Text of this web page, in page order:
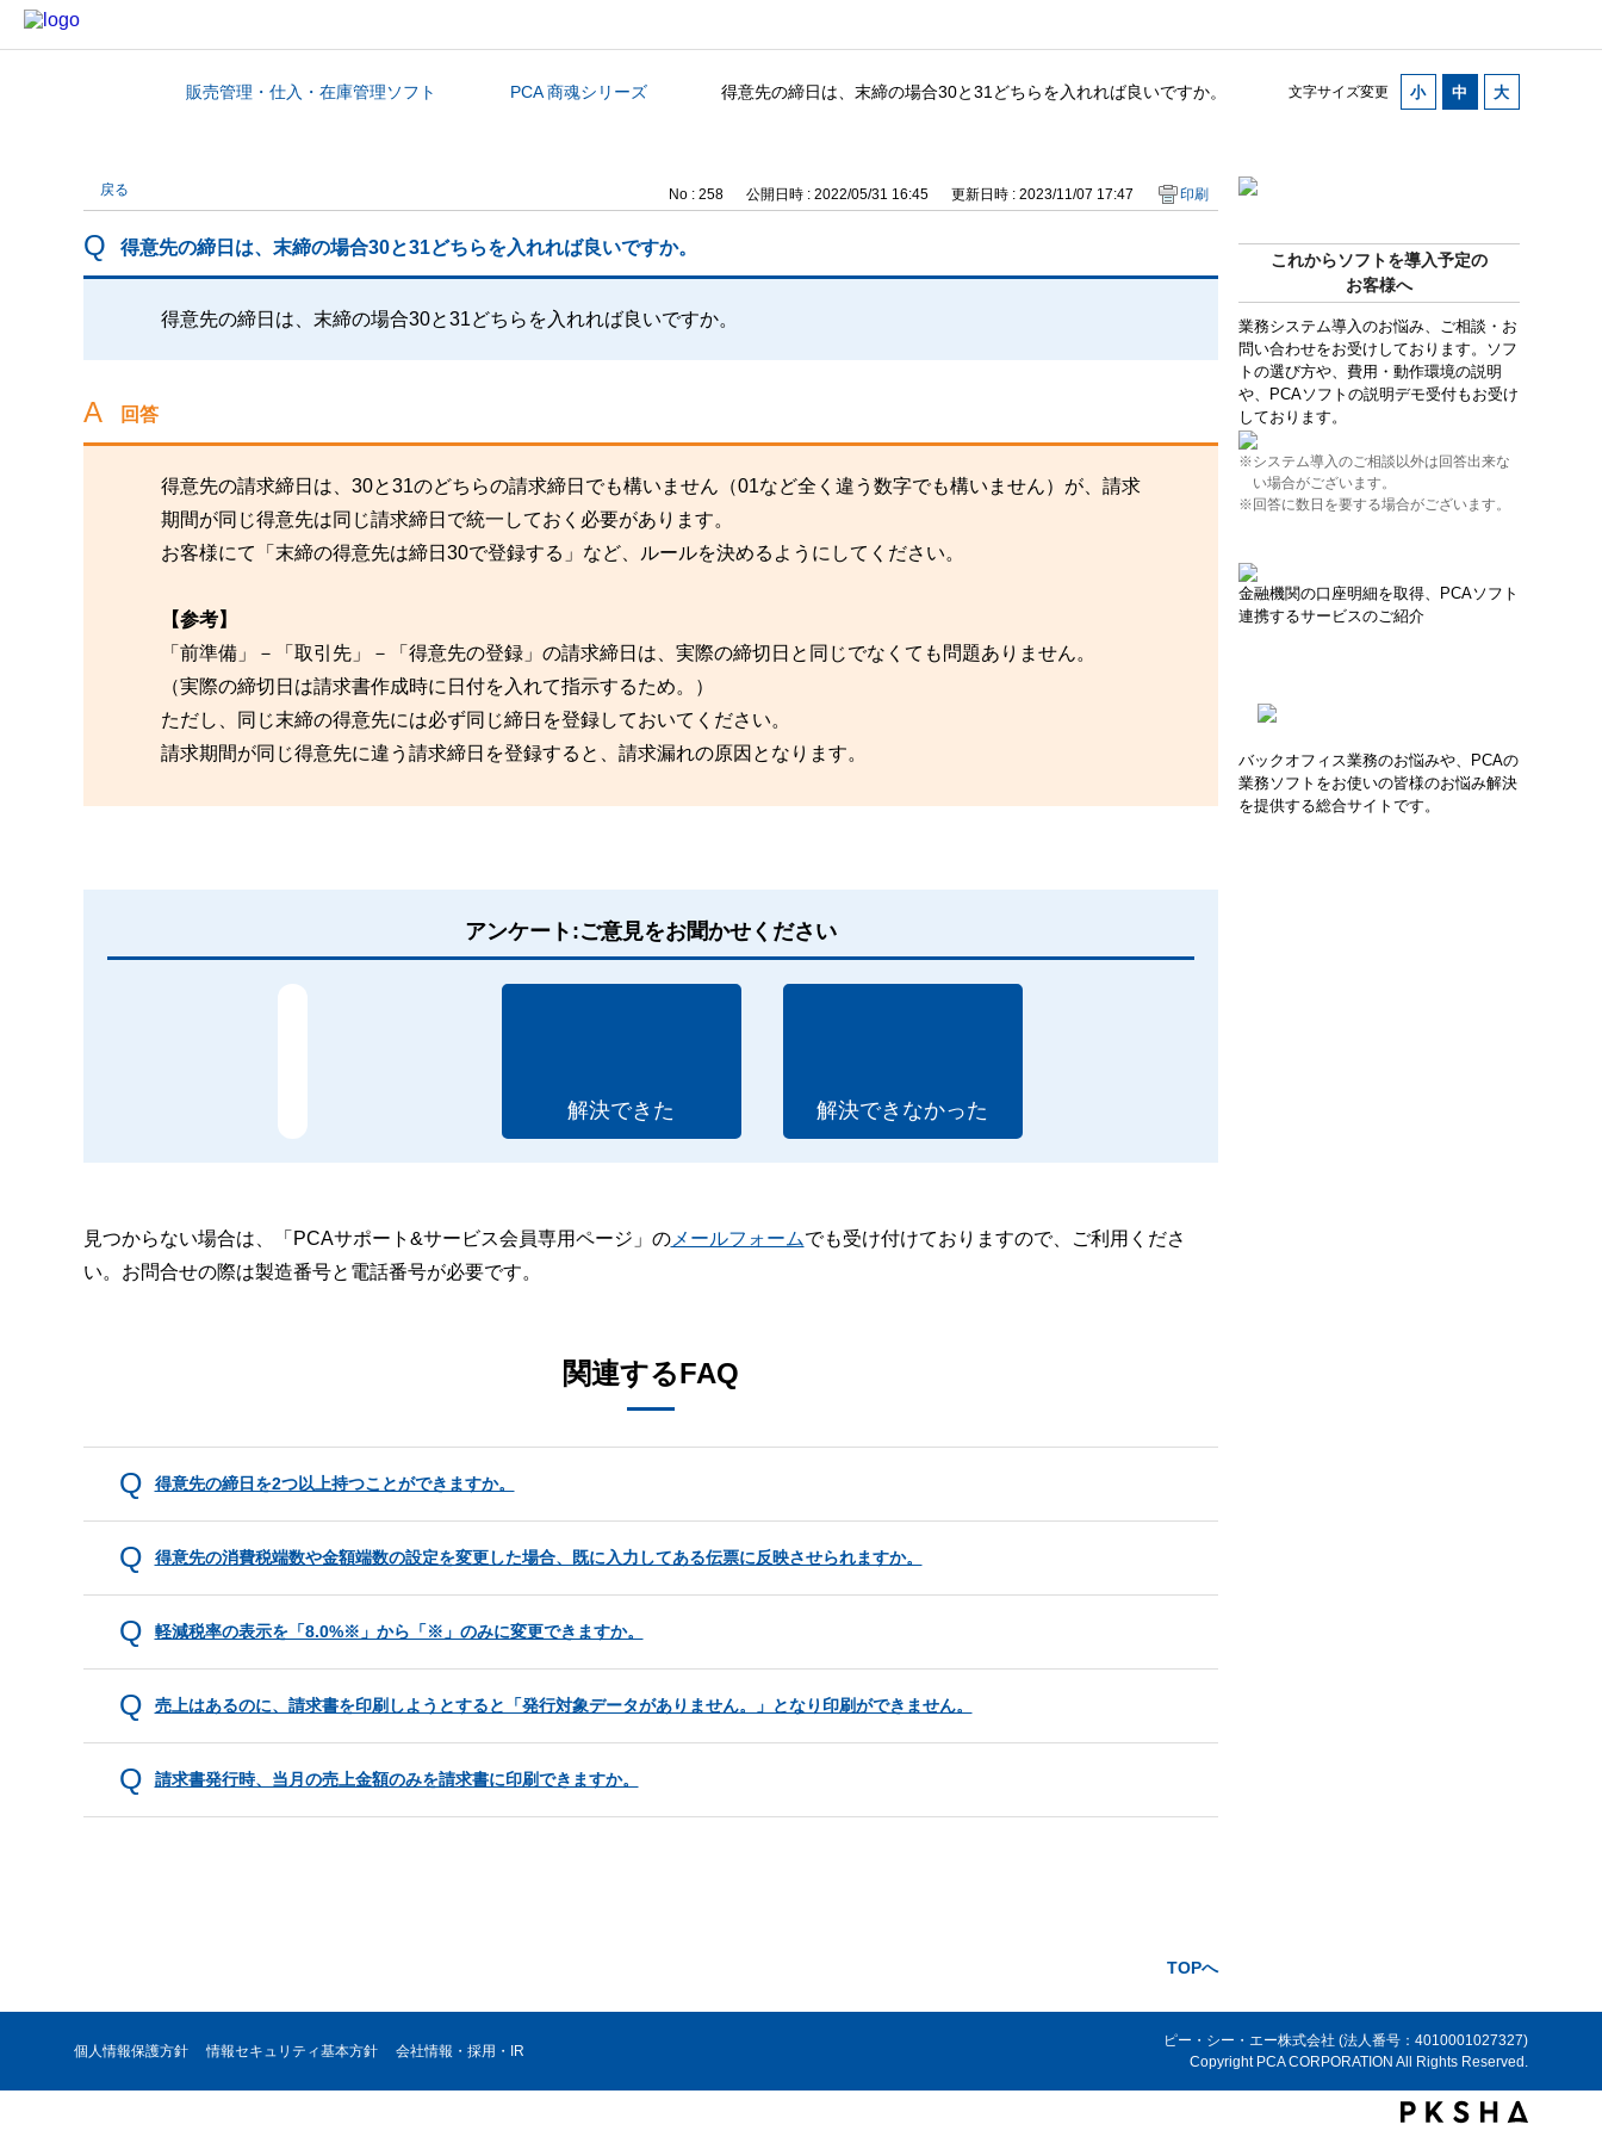
文字サイズ変更
カテゴリから探す販売管理・仕入・在庫管理ソフト PCA 商魂シリーズ 得意先の締日は、末締の場合30と31どちらを入れれば良いですか。
これからソフトを導入予定の
お客様へ
業務システム導入のお悩み、ご相談・お
問い合わせをお受けしております。ソフ
トの選び方や、費用・動作環境の説明
や、PCAソフトの説明デモ受付もお受け
しております。
※システム導入のご相談以外は回答出来な
い場合がございます。
※回答に数日を要する場合がございます。
金融機関の口座明細を取得、PCAソフト
連携するサービスのご紹介
バックオフィス業務のお悩みや、PCAの
業務ソフトをお使いの皆様のお悩み解決
を提供する総合サイトです。
戻る No : 258 公開日時 : 2022/05/31 16:45 更新日時 : 2023/11/07 17:47 印刷
得意先の締日は、末締の場合30と31どちらを入れれば良いですか。
得意先の締日は、末締の場合30と31どちらを入れれば良いですか。
回答
得意先の請求締日は、30と31のどちらの請求締日でも構いません（01など全く違う数字でも構いません）が、請求
期間が同じ得意先は同じ請求締日で統一しておく必要があります。
お客様にて「末締の得意先は締日30で登録する」など、ルールを決めるようにしてください。
【参考】
「前準備」－「取引先」－「得意先の登録」の請求締日は、実際の締切日と同じでなくても問題ありません。
（実際の締切日は請求書作成時に日付を入れて指示するため。）
ただし、同じ末締の得意先には必ず同じ締日を登録しておいてください。
請求期間が同じ得意先に違う請求締日を登録すると、請求漏れの原因となります。
アンケート:ご意見をお聞かせください
解決できた 解決できなかった
見つからない場合は、「PCAサポート&サービス会員専用ページ」のメールフォームでも受け付けておりますので、ご利用くださ
い。お問合せの際は製造番号と電話番号が必要です。
関連するFAQ
得意先の締日を2つ以上持つことができますか。
得意先の消費税端数や金額端数の設定を変更した場合、既に入力してある伝票に反映させられますか。
軽減税率の表示を「8.0%※」から「※」のみに変更できますか。
売上はあるのに、請求書を印刷しようとすると「発行対象データがありません。」となり印刷ができません。
請求書発行時、当月の売上金額のみを請求書に印刷できますか。
TOPへ
個人情報保護方針 情報セキュリティ基本方針 会社情報・採用・IR
ピー・シー・エー株式会社 (法人番号：4010001027327)
Copyright PCA CORPORATION All Rights Reserved.